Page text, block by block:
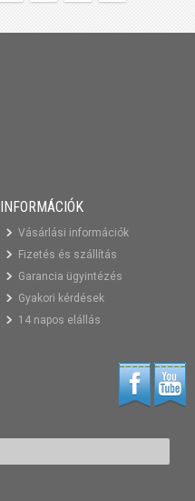
INFORMÁCIÓK
Vásárlási információk
Fizetés és szállítás
Garancia ügyintézés
Gyakori kérdések
14 napos elállás